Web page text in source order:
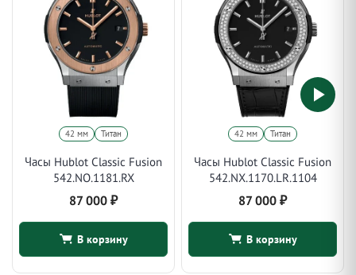
42 мм Титан
Часы Hublot Classic Fusion
542.NO.1181.RX
87 000 ₽
В корзину
42 мм Титан
Часы Hublot Classic Fusion
542.NX.1170.LR.1104
87 000 ₽
В корзину